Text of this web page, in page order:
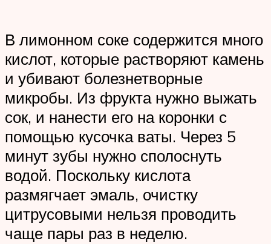
В лимонном соке содержится много
кислот, которые растворяют камень
и убивают болезнетворные
микробы. Из фрукта нужно выжать
сок, и нанести его на коронки с
помощью кусочка ваты. Через 5
минут зубы нужно сполоснуть
водой. Поскольку кислота
размягчает эмаль, очистку
цитрусовыми нельзя проводить
чаще пары раз в неделю.